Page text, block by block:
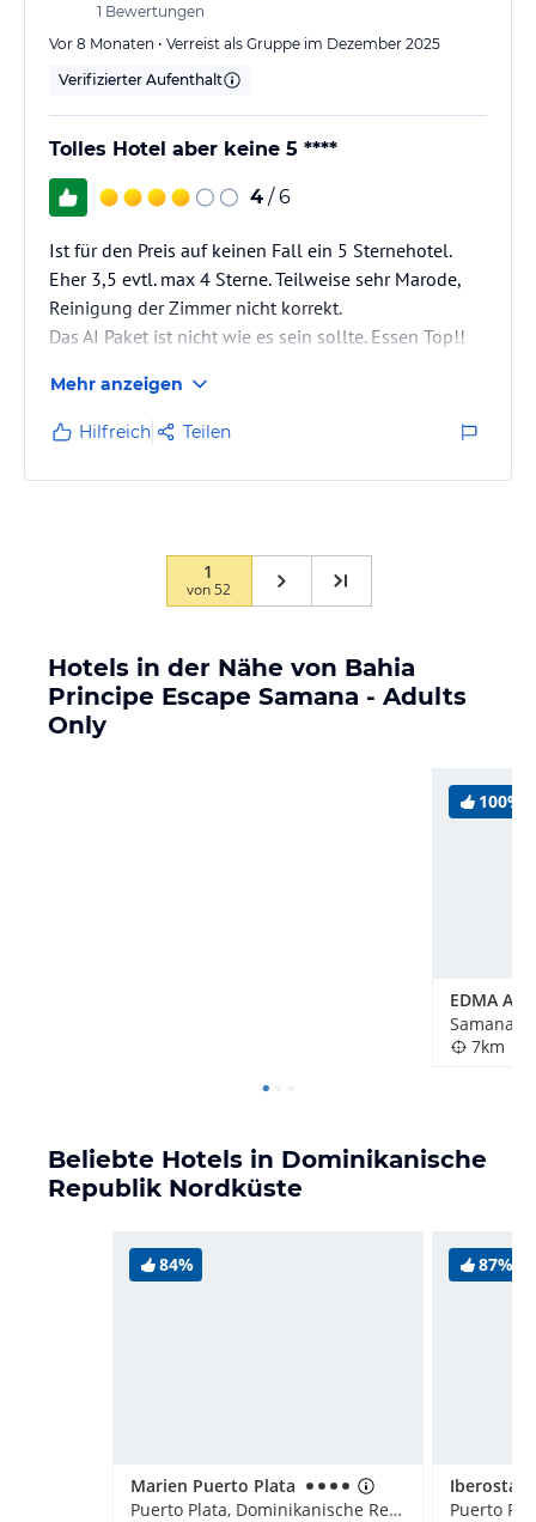
1 Bewertungen
Vor 8 Monaten • Verreist als Gruppe im Dezember 2025
Verifizierter Aufenthalt
Tolles Hotel aber keine 5 ****
4 / 6
Ist für den Preis auf keinen Fall ein 5 Sternehotel.
Eher 3,5 evtl. max 4 Sterne. Teilweise sehr Marode,
Reinigung der Zimmer nicht korrekt.
Das AI Paket ist nicht wie es sein sollte. Essen Top!!
grauenvolle Weine, Mixgetränke völlig falsch
Zusammengestellt teilweise nicht schmeckende
Zutaten, wie Cuba Libre, wo man nichts Falsch
machen kann, mit grottigen Rum jeden Tag anders
Mehr anzeigen
Hilfreich Teilen
1
von52
Hotels in der Nähe von Bahia
Principe Escape Samana - Adults
Only
100%
7km
Beliebte Hotels in Dominikanische
Republik Nordküste
84%
Marien Puerto Plata
Puerto Plata, Dominikanische Republik
87%